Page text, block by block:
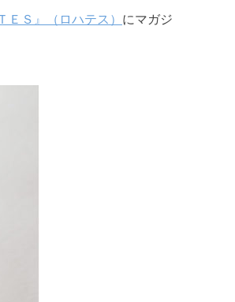
Ｓ』（ロハテス） にマガジ